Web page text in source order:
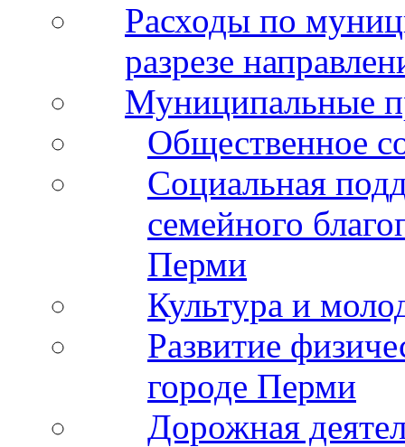
Расходы по
разрезе
Муниципальные
Общественное
Социальная
семейного
Перми
Культура и
Развитие
городе Перми
Дорожная